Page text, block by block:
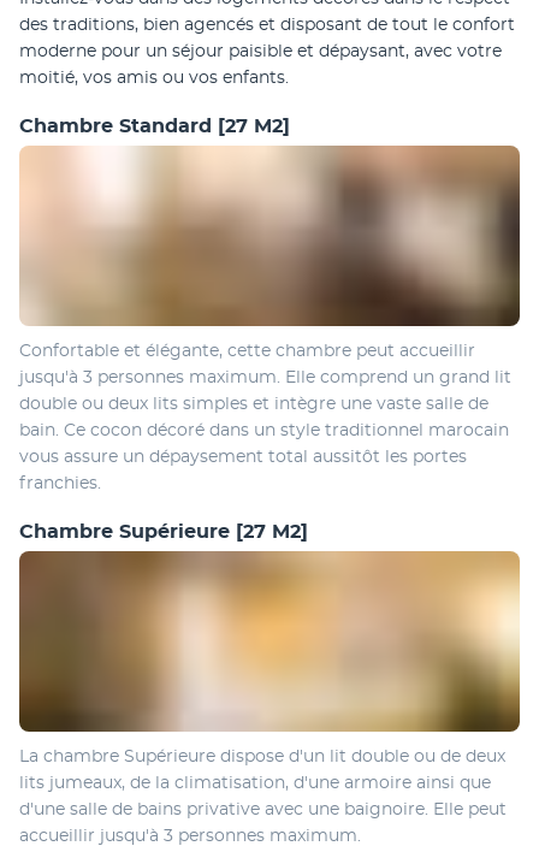
des traditions, bien agencés et disposant de tout le confort
moderne pour un séjour paisible et dépaysant, avec votre
moitié, vos amis ou vos enfants.
Chambre Standard [27 M2]
Confortable et élégante, cette chambre peut accueillir
jusqu'à 3 personnes maximum. Elle comprend un grand lit
double ou deux lits simples et intègre une vaste salle de
bain. Ce cocon décoré dans un style traditionnel marocain
vous assure un dépaysement total aussitôt les portes
franchies.
Chambre Supérieure [27 M2]
La chambre Supérieure dispose d'un lit double ou de deux
lits jumeaux, de la climatisation, d'une armoire ainsi que
d'une salle de bains privative avec une baignoire. Elle peut
accueillir jusqu'à 3 personnes maximum.